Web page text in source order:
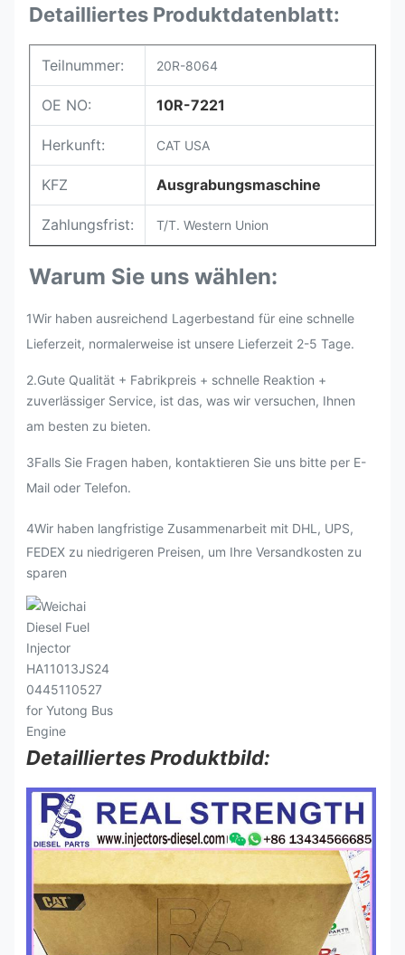
Detailliertes Produktdatenblatt:
Teilnummer: 20R-8064
OE NO: 10R-7221
Herkunft: CAT USA
KFZ Ausgrabungsmaschine
Zahlungsfrist: T/T. Western Union
Warum Sie uns wählen:
1Wir haben ausreichend Lagerbestand für eine schnelle
Lieferzeit, normalerweise ist unsere Lieferzeit 2-5 Tage.
2.Gute Qualität + Fabrikpreis + schnelle Reaktion +
zuverlässiger Service, ist das, was wir versuchen, Ihnen
am besten zu bieten.
3Falls Sie Fragen haben, kontaktieren Sie uns bitte per E-
Mail oder Telefon.
4Wir haben langfristige Zusammenarbeit mit DHL, UPS,
FEDEX zu niedrigeren Preisen, um Ihre Versandkosten zu
sparen
Detailliertes Produktbild: